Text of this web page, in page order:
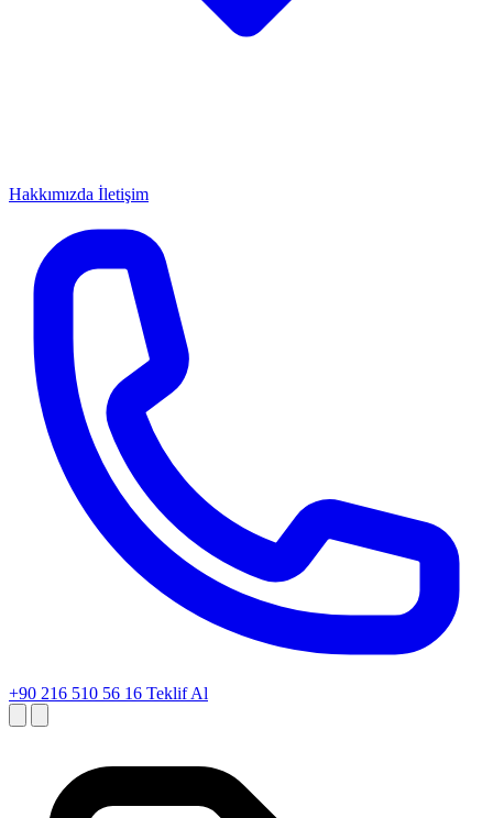
Hakkımızda İletişim
+90 216 510 56 16 Teklif Al